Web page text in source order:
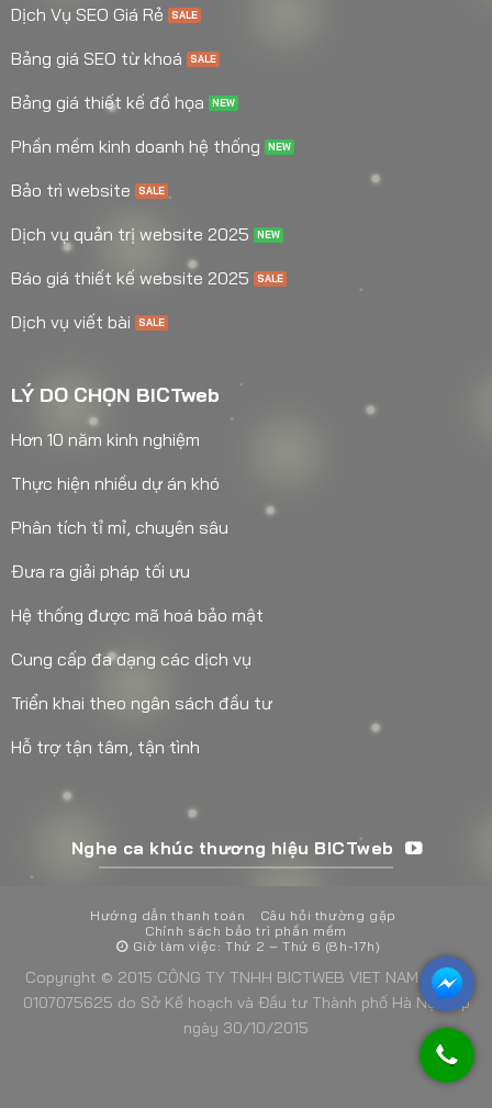
Dịch Vụ SEO Giá Rẻ
Bảng giá SEO từ khoá
Bảng giá thiết kế đồ họa
Phần mềm kinh doanh hệ thống
Bảo trì website
Dịch vụ quản trị website 2025
Báo giá thiết kế website 2025
Dịch vụ viết bài
LÝ DO CHỌN BICTweb
Hơn 10 năm kinh nghiệm
Thực hiện nhiều dự án khó
Phân tích tỉ mỉ, chuyên sâu
Đưa ra giải pháp tối ưu
Hệ thống được mã hoá bảo mật
Cung cấp đa dạng các dịch vụ
Triển khai theo ngân sách đầu tư
Hỗ trợ tận tâm, tận tình
Nghe ca khúc thương hiệu BICTweb
Hướng dẫn thanh toán
Câu hỏi thường gặp
Chính sách bảo trì phần mềm
Giờ làm việc: Thứ 2 – Thứ 6 (8h-17h)
Copyright © 2015 CÔNG TY TNHH BICTWEB VIET NAM - MST:
0107075625 do Sở Kế hoạch và Đầu tư Thành phố Hà Nội cấp
ngày 30/10/2015